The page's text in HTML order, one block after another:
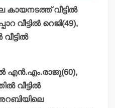
കായനടത്ത് വീട്ടില്‍
വീട്ടില്‍ റെജി(49),
എന്‍.എം.രാജു(60),
വീട്ടില്‍